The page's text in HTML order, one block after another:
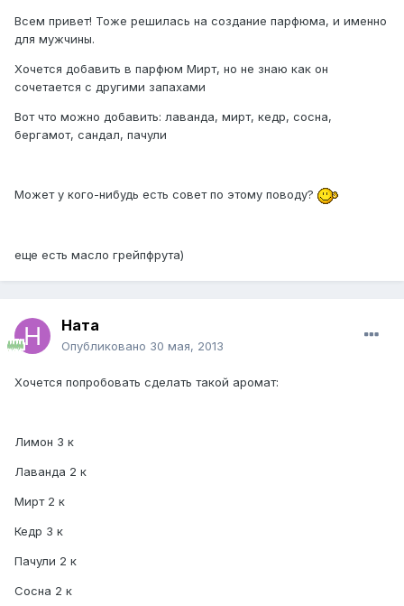
Всем привет! Тоже решилась на создание парфюма, и именно
для мужчины.
Хочется добавить в парфюм Мирт, но не знаю как он
сочетается с другими запахами
Вот что можно добавить: лаванда, мирт, кедр, сосна,
бергамот, сандал, пачули
Может у кого-нибудь есть совет по этому поводу?
еще есть масло грейпфрута)
Ната
Опубликовано 30 мая, 2013
Хочется попробовать сделать такой аромат:
Лимон 3 к
Лаванда 2 к
Мирт 2 к
Кедр 3 к
Пачули 2 к
Сосна 2 к